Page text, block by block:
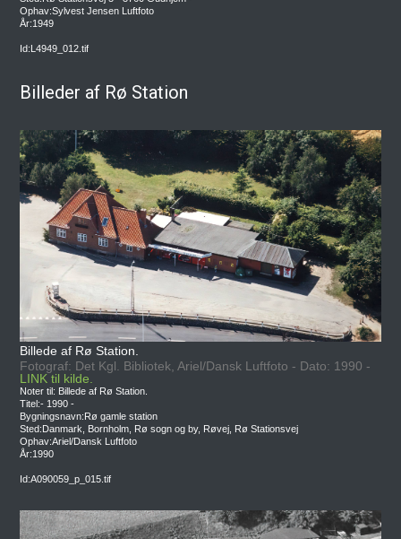
Ophav:Sylvest Jensen Luftfoto
År:1949
Id:L4949_012.tif
Billeder af Rø Station
Billede af Rø Station.
Fotograf: Det Kgl. Bibliotek, Ariel/Dansk Luftfoto - Dato: 1990 -
LINK til kilde.
Noter til: Billede af Rø Station.
Titel:- 1990 -
Bygningsnavn:Rø gamle station
Sted:Danmark, Bornholm, Rø sogn og by, Røvej, Rø Stationsvej
Ophav:Ariel/Dansk Luftfoto
År:1990
Id:A090059_p_015.tif